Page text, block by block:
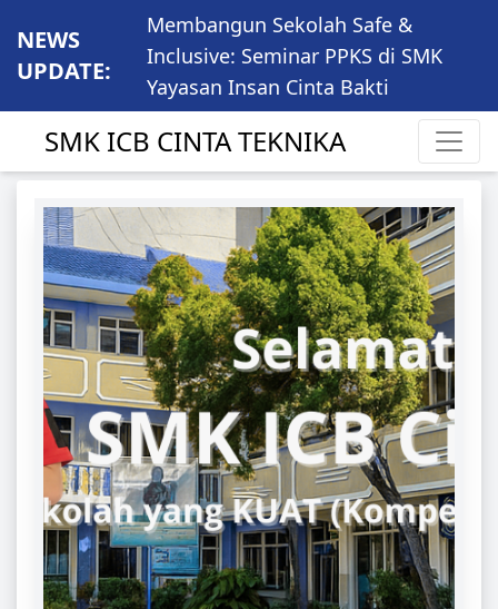
NEWS
UPDATE:
Membangun Sekolah Safe &
Inclusive: Seminar PPKS di SMK
Yayasan Insan Cinta Bakti
SMK ICB CINTA TEKNIKA